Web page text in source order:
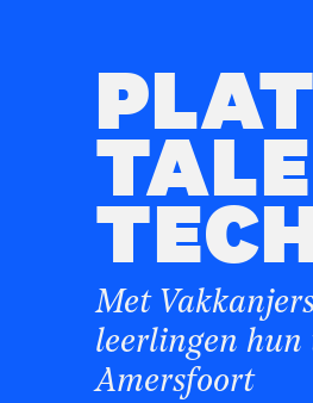
Met
leerlingen hun
Amersfoort